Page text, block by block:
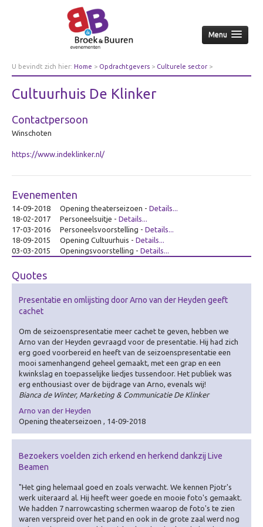
Menu
Aanpak
Nieuws & achtergrond
Wie
Contact
Opdrachtgevers
Over opdrachtgevers
Bedrijfsleven
Culturele sector
Overheid
Betekenisvol cadeau
Over Ervaring creëren
De Theater-wasstraat
Gamificatie
De (Bell)Butlers
Ontdek je plekje
Visualiseren
Live Beamen & Fotografie
Sneltekenen
U bevindt zich hier: Home > Opdrachtgevers > Culturele sector >
Cultuurhuis De Klinker
Cultuurhuis De Klinker
Contactpersoon
Winschoten
https://www.indeklinker.nl/
Evenementen
14-09-2018 Opening theaterseizoen - Details...
18-02-2017
Personeelsuitje - Details...
17-03-2016
Personeelsvoorstelling - Details...
18-09-2015
Opening Cultuurhuis - Details...
03-03-2015
Openingsvoorstelling - Details...
Quotes
Presentatie en omlijsting door Arno van der Heyden geeft
cachet
Om de seizoenspresentatie meer cachet te geven, hebben we
Arno van der Heyden gevraagd voor de presentatie. Hij had zich
erg goed voorbereid en heeft van de seizoenspresentatie een
mooi samenhangend geheel gemaakt, met een grap en een
kwinkslag en toepasselijke liedjes tussendoor. Het publiek was
erg enthousiast over de bijdrage van Arno, evenals wij!
Bianca de Winter, Marketing & Communicatie De Klinker
Arno van der Heyden
Opening theaterseizoen , 14-09-2018
Bezoekers voelden zich erkend en herkend dankzij Live
Beamen
"Het ging helemaal goed en zoals verwacht. We kennen Pjotr's
werk uiteraard al. Hij heeft weer goede en mooie foto's gemaakt.
We hadden 7 narrowcasting schermen waarop de foto's te zien
waren verspreid over het pand en ook in de grote zaal werd nog